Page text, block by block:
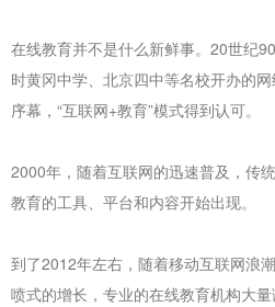
在线教育并不是什么新鲜事。20世纪
时黄冈中学、北京四中等名校开办的
序幕，“互联网+教育”模式得到认可。
2000年，随着互联网的迅速普及，传
教育的工具、平台和内容开始出现。
到了2012年左右，随着移动互联网浪
喷式的增长，专业的在线教育机构大